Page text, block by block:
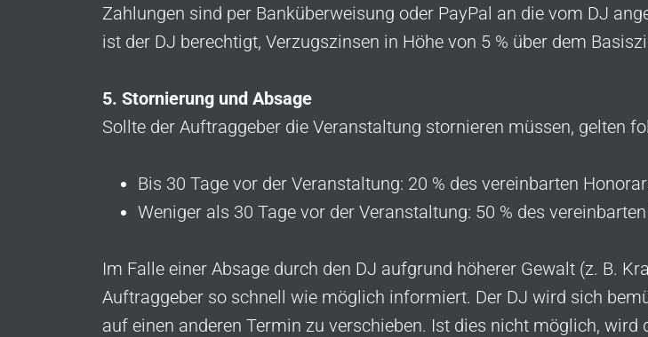
Zahlungen sind per Banküberweisung oder PayPal an die vom DJ
ist der DJ berechtigt, Verzugszinsen in Höhe von 5 % über dem
5. Stornierung und Absage
Sollte der Auftraggeber die Veranstaltung stornieren müssen, gelten
Bis 30 Tage vor der Veranstaltung: 20 % des vereinbarten
Weniger als 30 Tage vor der Veranstaltung: 50 % des
Im Falle einer Absage durch den DJ aufgrund höherer Gewalt (z. B.
Auftraggeber so schnell wie möglich informiert. Der DJ wird sich
auf einen anderen Termin zu verschieben. Ist dies nicht möglich,